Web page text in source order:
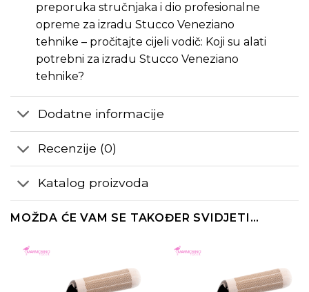
preporuka stručnjaka i dio profesionalne
opreme za izradu Stucco Veneziano
tehnike – pročitajte cijeli vodič: Koji su alati
potrebni za izradu Stucco Veneziano
tehnike?
Dodatne informacije
Recenzije (0)
Katalog proizvoda
MOŽDA ĆE VAM SE TAKOĐER SVIDJETI…